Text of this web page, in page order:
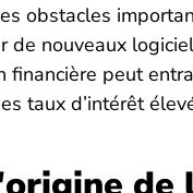
obstacles
nouveaux
financière peut
taux d’intérêt